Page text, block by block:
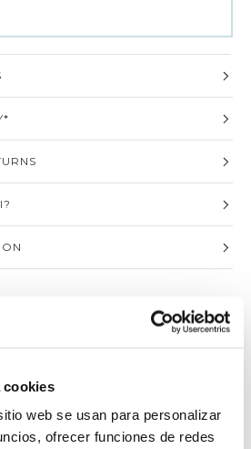
cookies
web se usan para personalizar
ofrecer funciones de redes